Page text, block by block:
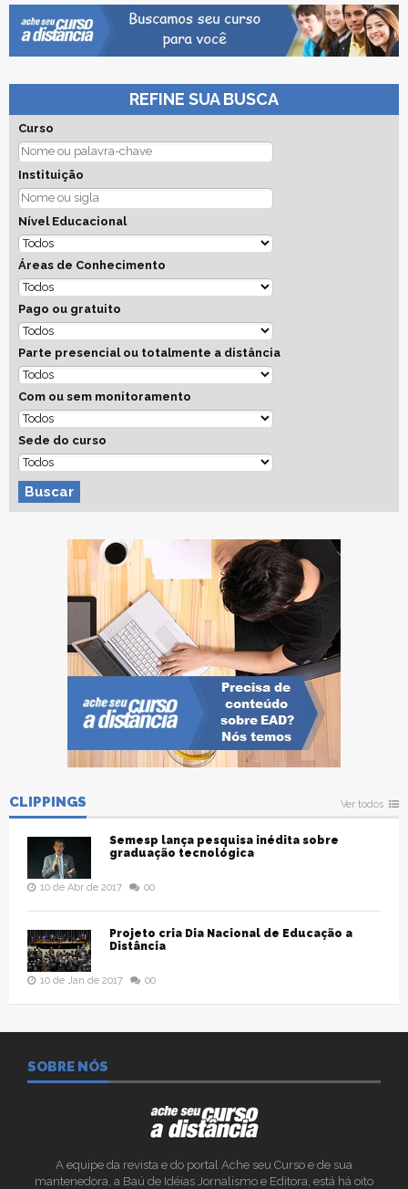
REFINE SUA BUSCA
Curso
Instituição
Nível Educacional
Áreas de Conhecimento
Pago ou gratuito
Parte presencial ou totalmente a distância
Com ou sem monitoramento
Sede do curso
Buscar
CLIPPINGS Ver todos
Semesp lança pesquisa inédita sobre
graduação tecnológica
10 de Abr de 2017 00
Projeto cria Dia Nacional de Educação a
Distância
10 de Jan de 2017 00
SOBRE NÓS
A equipe da revista e do portal Ache seu Curso e de sua
mantenedora, a Baú de Idéias Jornalismo e Editora, está há oito